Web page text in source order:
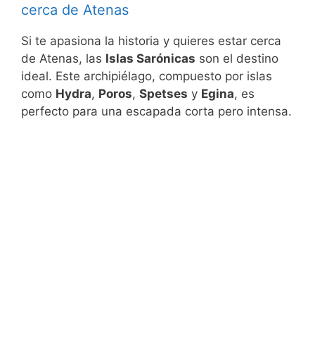
cerca de Atenas
Si te apasiona la historia y quieres estar cerca
de Atenas, las Islas Sarónicas son el destino
ideal. Este archipiélago, compuesto por islas
como Hydra, Poros, Spetses y Egina, es
perfecto para una escapada corta pero intensa.